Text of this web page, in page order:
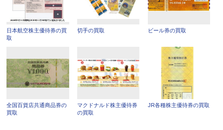
日本航空株主優待券の買
取
切手の買取 ビール券の買取
全国百貨店共通商品券の
買取
マクドナルド株主優待券
の買取
JR各種株主優待券の買取